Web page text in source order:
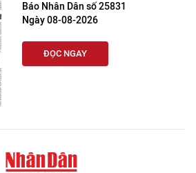
Báo Nhân Dân số 25831
Ngày 08-08-2026
ĐỌC NGAY